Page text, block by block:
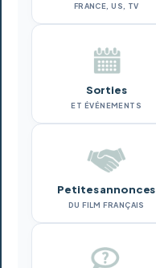
FRANCE, US, TV
Sorties
ET ÉVÉNEMENTS
Petites annonces
DU FILM FRANÇAIS